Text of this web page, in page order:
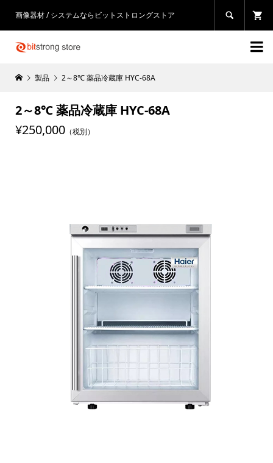
画像器材 / システムならビットストロングストア 

製品 2～8℃ 薬品冷蔵庫 HYC-68A
2～8℃ 薬品冷蔵庫 HYC-68A
¥250,000（税別）